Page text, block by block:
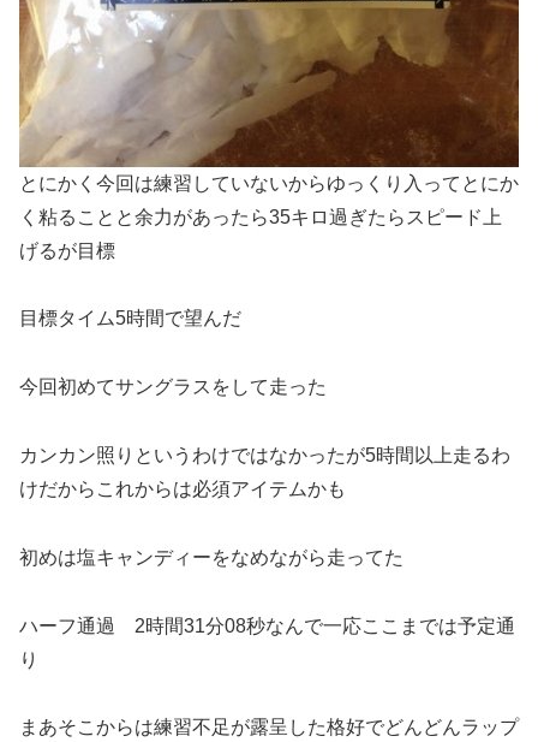
とにかく今回は練習していないからゆっくり入ってとにか
く粘ることと余力があったら35キロ過ぎたらスピード上
げるが目標
目標タイム5時間で望んだ
今回初めてサングラスをして走った
カンカン照りというわけではなかったが5時間以上走るわ
けだからこれからは必須アイテムかも
初めは塩キャンディーをなめながら走ってた
ハーフ通過 2時間31分08秒なんで一応ここまでは予定通
り
まあそこからは練習不足が露呈した格好でどんどんラップ